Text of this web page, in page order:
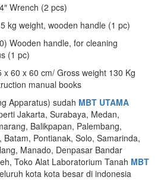
Wrench (2 pcs)
kg weight, wooden handle (1 pc)
Wooden handle, for cleaning
(1 pc)
x 60 x 60 cm/ Gross weight 130 Kg
manual books
Apparatus) sudah MBT UTAMA
Jakarta, Surabaya, Medan,
Balikpapan, Palembang,
Pontianak, Solo, Samarinda,
Manado, Denpasar Bandar
Toko Alat Laboratorium Tanah MBT
kota kota besar di indonesia